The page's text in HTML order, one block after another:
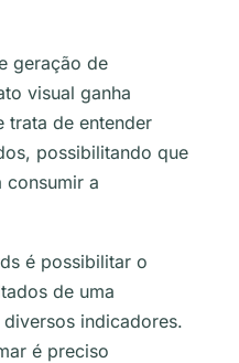
geração de
visual ganha
trata de entender
possibilitando que
consumir a
é possibilitar o
de uma
indicadores.
é preciso